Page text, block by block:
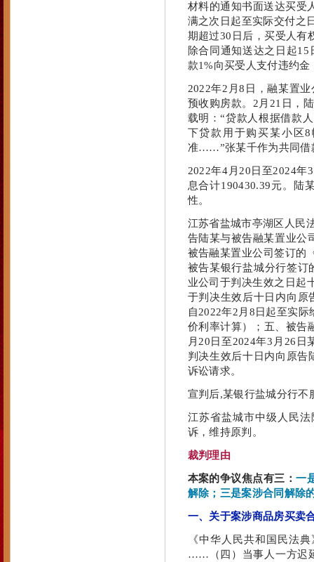
材料的通知书面送达买受
满之次日起至实际交付之
期超过30日后，买受人有
除合同通知送达之日起
款1%向买受人支付违约
2022年2月8日，融某置
预收购房款。2月21日，
载明：“贷款人根据借款
下贷款用于购买某小区
准……”张某千作为共同借
2022年4月20日至2024
息合计190430.39元。陆
性。
江苏省盐城市亭湖区人民
告陆某与被告融某置业公
被告融某置业公司签订的
被告某银行盐城分行签订
业公司于判决生效之日起
于判决生效后十日内向原
自2022年2月8日起至实
价利率计算）；五、被告
月20日至2024年3月26
判决生效后十日内向原告
诉讼请求。
宣判后,某银行盐城分行不
江苏省盐城市中级人民
诉，维持原判。
裁判理由
本案的争议焦点有三：一
解除；三是案涉合同解除
一、关于案涉商品房买卖
《中华人民共和国民法典
……（四）当事人一方迟